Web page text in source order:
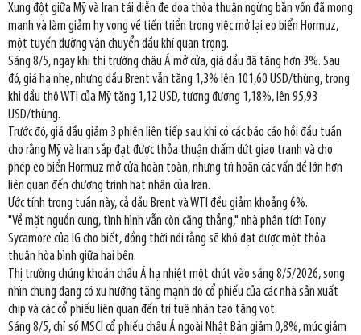
Xung đột giữa Mỹ và Iran tái diễn đe dọa thỏa thuận ngừng bắn vốn đã mong
manh và làm giảm hy vọng về tiến triển trong việc mở lại eo biển Hormuz,
một tuyến đường vận chuyển dầu khí quan trọng.
Sáng 8/5, ngay khi thị trường châu Á mở cửa, giá dầu đã tăng hơn 3%. Sau
đó, giá hạ nhẹ, nhưng dầu Brent vẫn tăng 1,3% lên 101,60 USD/thùng, trong
khi dầu thô WTI của Mỹ tăng 1,12 USD, tương đương 1,18%, lên 95,93
USD/thùng.
Trước đó, giá dầu giảm 3 phiên liên tiếp sau khi có các báo cáo hồi đầu tuần
cho rằng Mỹ và Iran sắp đạt được thỏa thuận chấm dứt giao tranh và cho
phép eo biển Hormuz mở cửa hoàn toàn, nhưng trì hoãn các vấn đề lớn hơn
liên quan đến chương trình hạt nhân của Iran.
Ước tính trong tuần này, cả dầu Brent và WTI đều giảm khoảng 6%.
"Về mặt nguồn cung, tình hình vẫn còn căng thẳng," nhà phân tích Tony
Sycamore của IG cho biết, đồng thời nói rằng sẽ khó đạt được một thỏa
thuận hòa bình giữa hai bên.
Thị trường chứng khoán châu Á hạ nhiệt một chút vào sáng 8/5/2026, song
nhìn chung đang có xu hướng tăng mạnh do cổ phiếu của các nhà sản xuất
chip và các cổ phiếu liên quan đến trí tuệ nhân tạo tăng vọt.
Sáng 8/5, chỉ số MSCI cổ phiếu châu Á ngoài Nhật Bản giảm 0,8%, mức giảm